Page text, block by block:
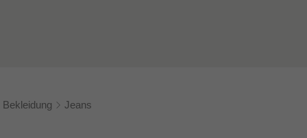
Bekleidung Jeans